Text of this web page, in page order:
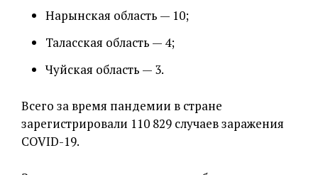
Нарынская область — 10;
Таласская область — 4;
Чуйская область — 3.
Всего за время пандемии в стране
зарегистрировали 110 829 случаев заражения
COVID-19.